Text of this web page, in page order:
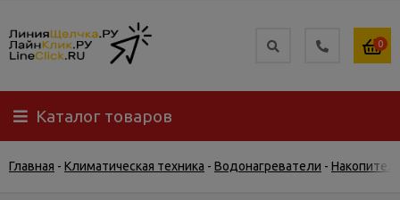
Доставка
Самовывоз
Гарантия
0
Каталог товаров
Главная - Климатическая техника - Водонагреватели -